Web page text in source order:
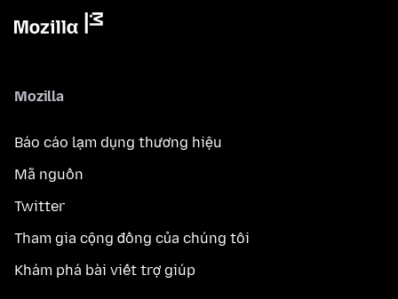
Mozilla
Báo cáo lạm dụng thương hiệu
Mã nguồn
Twitter
Tham gia cộng đồng của chúng tôi
Khám phá bài viết trợ giúp